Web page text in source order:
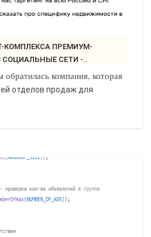
СОЦИАЛЬНЫЕ СЕТИ -..
обратилась компания, которая
отделов продаж для